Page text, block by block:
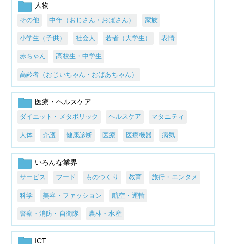
人物
その他 中年（おじさん・おばさん） 家族
小学生（子供） 社会人 若者（大学生） 表情
赤ちゃん 高校生・中学生
高齢者（おじいちゃん・おばあちゃん）
医療・ヘルスケア
ダイエット・メタボリック ヘルスケア マタニティ
人体 介護 健康診断 医療 医療機器 病気
いろんな業界
サービス フード ものつくり 教育 旅行・エンタメ
科学 美容・ファッション 航空・運輸
警察・消防・自衛隊 農林・水産
ICT